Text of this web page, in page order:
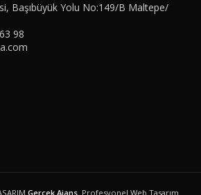
Başıbüyük Yolu No:149/B Maltepe/
98
Gerçek Ajans. Profesyonel Web Tasarım